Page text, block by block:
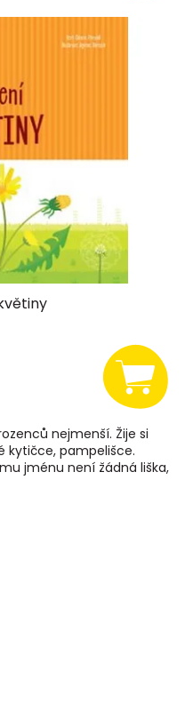
nejmenší. Žije si
kytičce, pampelišce.
jménu není žádná liška,